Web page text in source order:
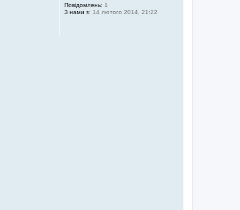
Повідомлень: 1
З нами з: 14 лютого 2014, 21:22